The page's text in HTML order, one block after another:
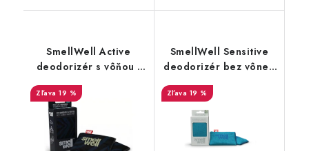
SmellWell Active
deodorizér s vôňou -
19 %
SmellWell Sensitive
deodorizér bez vône -
19 %